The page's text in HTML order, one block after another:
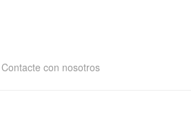
Contacte con nosotros